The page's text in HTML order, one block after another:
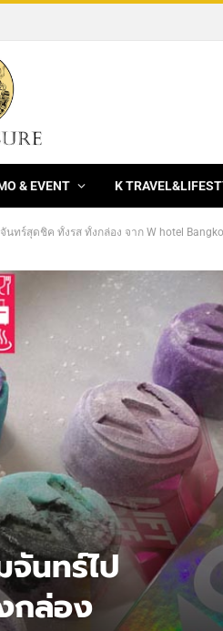
& EVENT K
ทร์สุดชิค ทั้งรส ทั้งกล่อง จาก W hotel
นทร์ไป
กล่อง